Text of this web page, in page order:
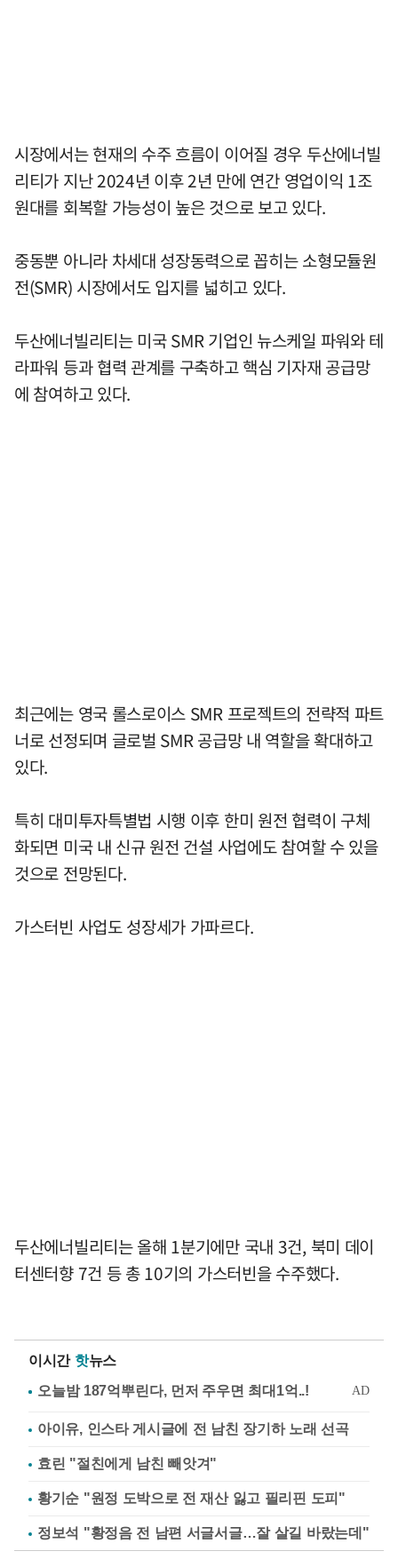
시장에서는 현재의 수주 흐름이 이어질 경우 두산에너빌
리티가 지난 2024년 이후 2년 만에 연간 영업이익 1조
원대를 회복할 가능성이 높은 것으로 보고 있다.
중동뿐 아니라 차세대 성장동력으로 꼽히는 소형모듈원
전(SMR) 시장에서도 입지를 넓히고 있다.
두산에너빌리티는 미국 SMR 기업인 뉴스케일 파워와 테
라파워 등과 협력 관계를 구축하고 핵심 기자재 공급망
에 참여하고 있다.
최근에는 영국 롤스로이스 SMR 프로젝트의 전략적 파트
너로 선정되며 글로벌 SMR 공급망 내 역할을 확대하고
있다.
특히 대미투자특별법 시행 이후 한미 원전 협력이 구체
화되면 미국 내 신규 원전 건설 사업에도 참여할 수 있을
것으로 전망된다.
가스터빈 사업도 성장세가 가파르다.
두산에너빌리티는 올해 1분기에만 국내 3건, 북미 데이
터센터향 7건 등 총 10기의 가스터빈을 수주했다.
이시간 핫뉴스
아이유, 인스타 게시글에 전 남친 장기하 노래 선곡
효린 "절친에게 남친 빼앗겨"
황기순 "원정 도박으로 전 재산 잃고 필리핀 도피"
정보석 "황정음 전 남편 서글서글…잘 살길 바랐는데"